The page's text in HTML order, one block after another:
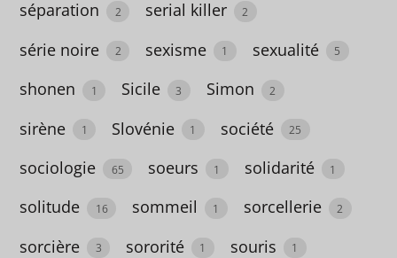
2
Chine
10
cinéma
séparation 2 serial killer 2
série noire 2 sexisme 1 sexualité 5
shonen 1 Sicile 3 Simon 2
sirène 1 Slovénie 1 société 25
sociologie 65 soeurs 1 solidarité 1
solitude 16 sommeil 1 sorcellerie 2
sorcière 3 sororité 1 souris 1